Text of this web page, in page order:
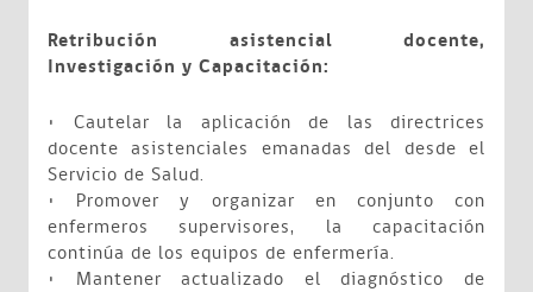
Retribución asistencial docente,
Investigación y Capacitación:
• Cautelar la aplicación de las directrices
docente asistenciales emanadas del desde el
Servicio de Salud.
• Promover y organizar en conjunto con
enfermeros supervisores, la capacitación
continúa de los equipos de enfermería.
• Mantener actualizado el diagnóstico de